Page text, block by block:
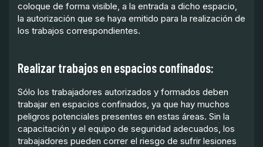
coloque de forma visible, a la entrada a dicho espacio,
la autorización que se haya emitido para la realización de
los trabajos correspondientes.
Realizar trabajos en espacios confinados:
Sólo los trabajadores autorizados y formados deben
trabajar en espacios confinados, ya que hay muchos
peligros potenciales presentes en estas áreas. Sin la
capacitación y el equipo de seguridad adecuados, los
trabajadores pueden correr el riesgo de sufrir lesiones